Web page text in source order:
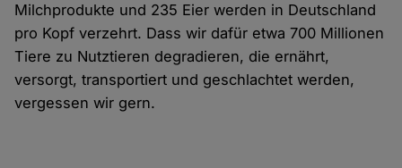
Milchprodukte und 235 Eier werden in Deutschland
pro Kopf verzehrt. Dass wir dafür etwa 700 Millionen
Tiere zu Nutztieren degradieren, die ernährt,
versorgt, transportiert und geschlachtet werden,
vergessen wir gern.